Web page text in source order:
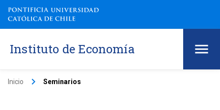
Instituto de Economía
Inicio keyboard_arrow_right Seminarios